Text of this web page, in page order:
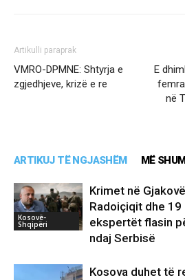
Artikulli paraprak
VMRO-DPMNE: Shtyrja e
zgjedhjeve, krizë e re
E
në
ARTIKUJ TË NGJASHËM MË
Kosovë-
Shqipëri
Krimet në
Radoiçiqit dhe 19
ekspertët flasin
ndaj Serbisë
Kosova duhet të